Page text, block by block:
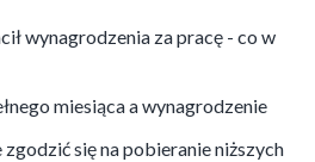
wynagrodzenia za pracę - co w
miesiąca a wynagrodzenie
się na pobieranie niższych